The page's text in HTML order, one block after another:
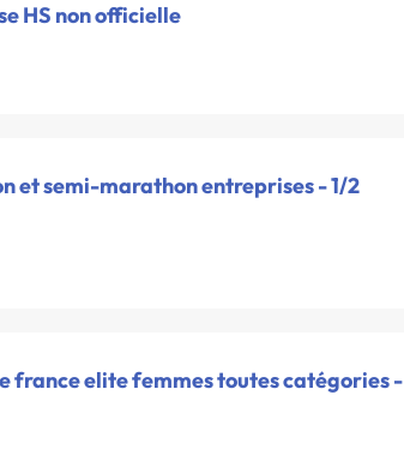
HS non officielle
et semi-marathon entreprises - 1/2
france elite femmes toutes catégories -